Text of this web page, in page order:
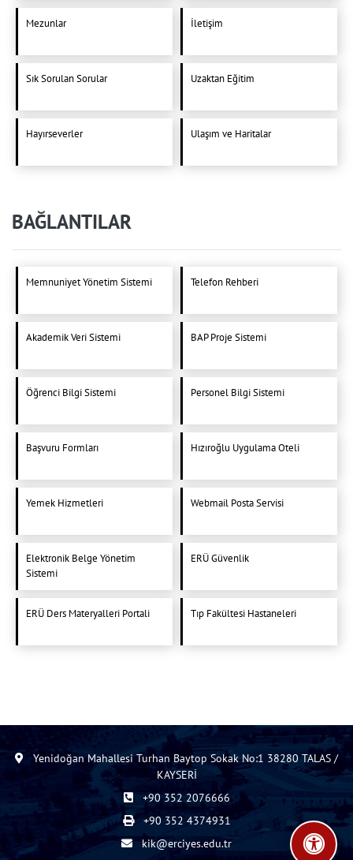
Mezunlar İletişim
Sık Sorulan Sorular Uzaktan Eğitim
Hayırseverler Ulaşım ve Haritalar
BAĞLANTILAR
Memnuniyet Yönetim Sistemi Telefon Rehberi
Akademik Veri Sistemi BAP Proje Sistemi
Öğrenci Bilgi Sistemi Personel Bilgi Sistemi
Başvuru Formları Hızıroğlu Uygulama Oteli
Yemek Hizmetleri Webmail Posta Servisi
Elektronik Belge Yönetim
Sistemi
ERÜ Güvenlik
ERÜ Ders Materyalleri Portali Tıp Fakültesi Hastaneleri
Yenidoğan Mahallesi Turhan Baytop Sokak No:1 38280 TALAS /
KAYSERİ
+90 352 2076666
+90 352 4374931
kik@erciyes.edu.tr